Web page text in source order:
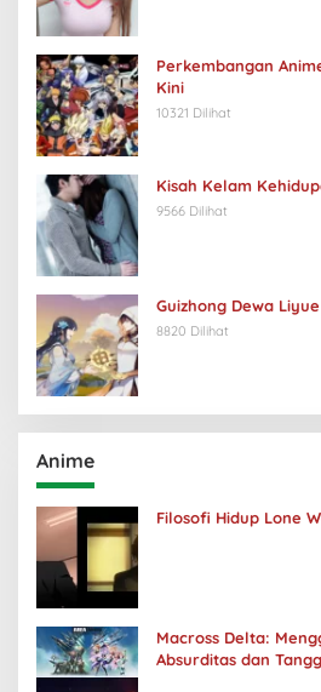
Perkembangan
Kini
10321 Dilihat
Kisah Kelam
9566 Dilihat
Guizhong Dewa
8820 Dilihat
Anime
Filosofi Hidup Lone
Macross Delta:
Absurditas dan